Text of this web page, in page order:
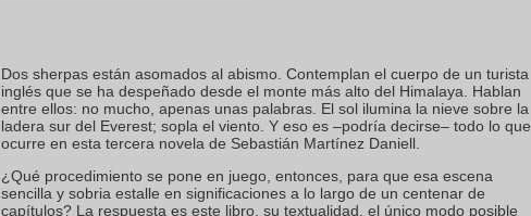
Dos sherpas están asomados al abismo. Contemplan el cuerpo de un turista
inglés que se ha despeñado desde el monte más alto del Himalaya. Hablan
entre ellos: no mucho, apenas unas palabras. El sol ilumina la nieve sobre la
ladera sur del Everest; sopla el viento. Y eso es –podría decirse– todo lo que
ocurre en esta tercera novela de Sebastián Martínez Daniell.
¿Qué procedimiento se pone en juego, entonces, para que esa escena
sencilla y sobria estalle en significaciones a lo largo de un centenar de
capítulos? La respuesta es este libro, su textualidad, el único modo posible